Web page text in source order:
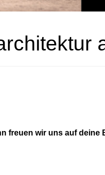
freuen wir uns auf deine